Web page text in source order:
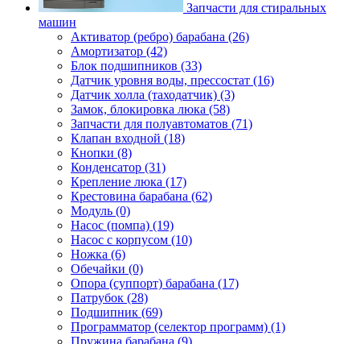
Запчасти для стиральных
машин
Активатор (ребро) барабана (26)
Амортизатор (42)
Блок подшипников (33)
Датчик уровня воды, прессостат (16)
Датчик холла (таходатчик) (3)
Замок, блокировка люка (58)
Запчасти для полуавтоматов (71)
Клапан входной (18)
Кнопки (8)
Конденсатор (31)
Крепление люка (17)
Крестовина барабана (62)
Модуль (0)
Насос (помпа) (19)
Насос c корпусом (10)
Ножка (6)
Обечайки (0)
Опора (суппорт) барабана (17)
Патрубок (28)
Подшипник (69)
Программатор (селектор программ) (1)
Пружина барабана (9)